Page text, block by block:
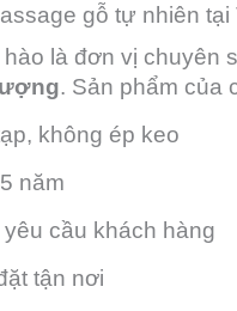
gỗ tự nhiên tại
là đơn vị chuyên
. Sản phẩm của
không ép keo
năm
cầu khách hàng
tận nơi